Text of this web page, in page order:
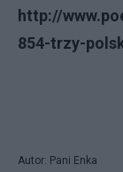
http://
854-trzy-
Autor: Pani Enka